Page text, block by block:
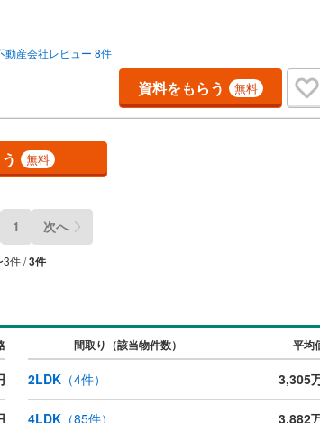
駐車並列3台可能 バルコニー2カ所＋南側にお庭有り【周辺
ーパー 中山店 徒歩11分（843m）・セブンイレブン 仙台桜
12分（966m）・川平小学校 徒歩18分（1372m）・中山中
）・北山駅 徒歩29分（2300m）【仙台支店について 】
ス＆おもちゃ充実 彡 駐車場、授乳室、オムツ交換台、ベビ
様のいるご家族も安心してお越しください 【所要時間の目
（60分～）■物件探しのご相談（30分～）■資金計画のご相
さま掲載の物件もご案内可能 ※お客様のご都合に合わせて
！
動産会社レビュー 8件
資料をもらう 無料
無料
1 次へ
3件 /3件
間取り（該当物件数） 平均
2LDK（4件） 3,305
4LDK（85件） 3,882